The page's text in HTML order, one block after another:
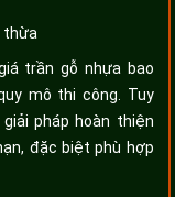
thừa
trần gỗ nhựa bao
mô thi công. Tuy
pháp hoàn thiện
đặc biệt phù hợp